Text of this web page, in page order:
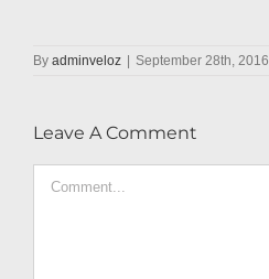
By adminveloz September 28th, 2016
Leave A Comment